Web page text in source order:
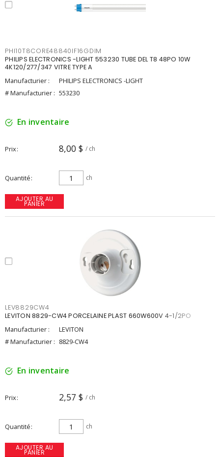
PHI10T8CORE48840IF16GDIM
PHILIPS ELECTRONICS -LIGHT 553230 TUBE DEL T8 48PO 10W
4K120/277/347 VITRE TYPE A
Manufacturier :
PHILIPS ELECTRONICS -LIGHT
# Manufacturier : 553230
En inventaire
Prix 8,00 $ / ch
Quantité ch
AJOUTER AU
PANIER
LEV8829CW4
LEVITON 8829-CW4 PORCELAINE PLAST 660W600V 4-1/2PO
Manufacturier :
LEVITON
# Manufacturier : 8829-CW4
En inventaire
Prix 2,57 $ / ch
Quantité ch
AJOUTER AU
PANIER